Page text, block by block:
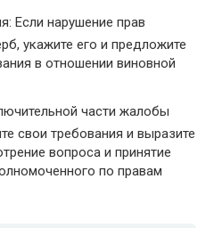
Если нарушение прав
укажите его и предложите
в отношении виновной
части жалобы
свои требования и выразите
вопроса и принятие
по правам